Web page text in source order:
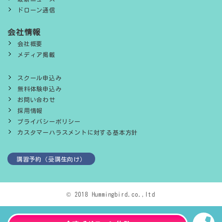
ドローン通信
会社情報
会社概要
メディア掲載
スクール申込み
無料体験申込み
お問い合わせ
採用情報
プライバシーポリシー
カスタマーハラスメントに対する基本方針
講習予約（受講生向け）
© 2018 Hummingbird.co.,ltd